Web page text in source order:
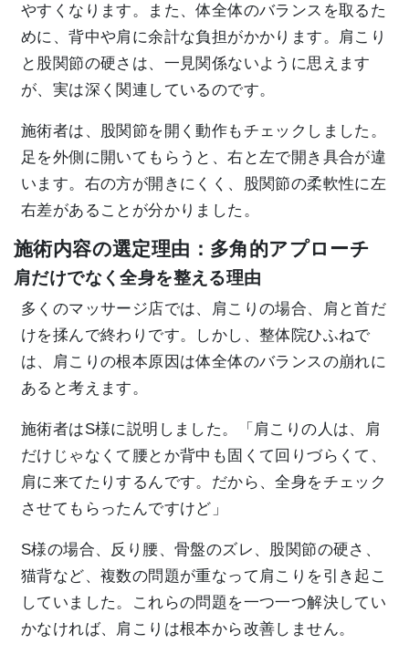
やすくなります。また、体全体のバランスを取るた
めに、背中や肩に余計な負担がかかります。肩こり
と股関節の硬さは、一見関係ないように思えます
が、実は深く関連しているのです。
施術者は、股関節を開く動作もチェックしました。
足を外側に開いてもらうと、右と左で開き具合が違
います。右の方が開きにくく、股関節の柔軟性に左
右差があることが分かりました。
施術内容の選定理由：多角的アプローチ
肩だけでなく全身を整える理由
多くのマッサージ店では、肩こりの場合、肩と首だ
けを揉んで終わりです。しかし、整体院ひふねで
は、肩こりの根本原因は体全体のバランスの崩れに
あると考えます。
施術者はS様に説明しました。「肩こりの人は、肩
だけじゃなくて腰とか背中も固くて回りづらくて、
肩に来てたりするんです。だから、全身をチェック
させてもらったんですけど」
S様の場合、反り腰、骨盤のズレ、股関節の硬さ、
猫背など、複数の問題が重なって肩こりを引き起こ
していました。これらの問題を一つ一つ解決してい
かなければ、肩こりは根本から改善しません。